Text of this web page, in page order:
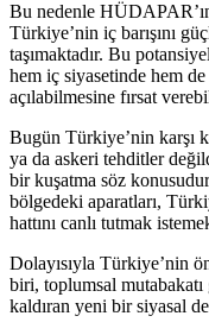
Bu nedenle
Türkiye’nin iç barışını
taşımaktadır. Bu
hem iç siyasetinde hem
açılabilmesine fırsat
Bugün Türkiye’nin karşı
ya da askeri tehditler
bir kuşatma söz
bölgedeki aparatları,
hattını canlı tutmak
Dolayısıyla Türkiye’nin
biri, toplumsal
kaldıran yeni bir siyasal